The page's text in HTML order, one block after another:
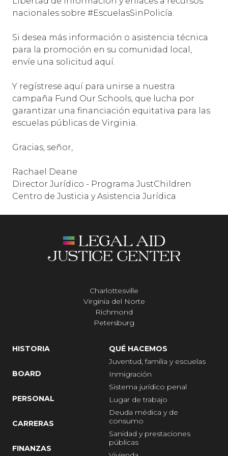
nacionales sobre #EscuelasSinPolicía.
Si desea más información o asistencia técnica
para la promoción en su comunidad local,
envíe una solicitud aquí.
Y regístrese aquí para unirse a nuestra
campaña Fund Our Schools, que lucha por
garantizar una financiación equitativa para las
escuelas públicas de Virginia.
Gracias, señor,
Rachael Deane
Director Jurídico - Programa JustChildren
Centro de Justicia y Asistencia Jurídica
Charlottesville
Virginia del Norte
Richmond
Petersburg
HISTORIA
BOARD
PERSONAL
CARRERAS
FINANZAS
QUÉ HACEMOS
Juventud, familia y escuelas
Inmigración
Sistema jurídico penal
Lugar de trabajo
Deuda médica y de
consumo
Sanidad y prestaciones
públicas